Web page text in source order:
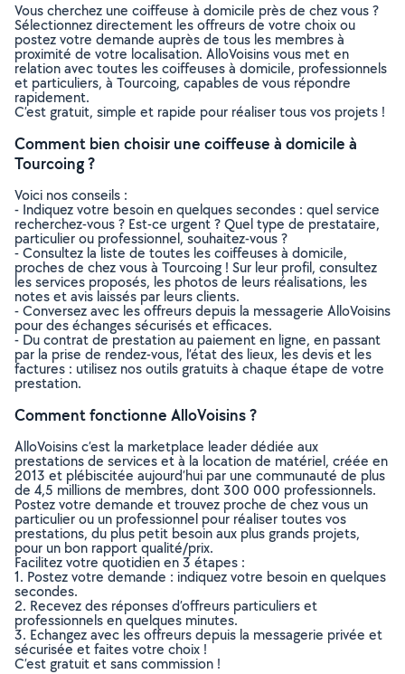
Vous cherchez une coiffeuse à domicile près de chez vous ?
Sélectionnez directement les offreurs de votre choix ou
postez votre demande auprès de tous les membres à
proximité de votre localisation. AlloVoisins vous met en
relation avec toutes les coiffeuses à domicile, professionnels
et particuliers, à Tourcoing, capables de vous répondre
rapidement.
C’est gratuit, simple et rapide pour réaliser tous vos projets !
Comment bien choisir une coiffeuse à domicile à
Tourcoing ?
Voici nos conseils :
- Indiquez votre besoin en quelques secondes : quel service
recherchez-vous ? Est-ce urgent ? Quel type de prestataire,
particulier ou professionnel, souhaitez-vous ?
- Consultez la liste de toutes les coiffeuses à domicile,
proches de chez vous à Tourcoing ! Sur leur profil, consultez
les services proposés, les photos de leurs réalisations, les
notes et avis laissés par leurs clients.
- Conversez avec les offreurs depuis la messagerie AlloVoisins
pour des échanges sécurisés et efficaces.
- Du contrat de prestation au paiement en ligne, en passant
par la prise de rendez-vous, l’état des lieux, les devis et les
factures : utilisez nos outils gratuits à chaque étape de votre
prestation.
Comment fonctionne AlloVoisins ?
AlloVoisins c’est la marketplace leader dédiée aux
prestations de services et à la location de matériel, créée en
2013 et plébiscitée aujourd’hui par une communauté de plus
de 4,5 millions de membres, dont 300 000 professionnels.
Postez votre demande et trouvez proche de chez vous un
particulier ou un professionnel pour réaliser toutes vos
prestations, du plus petit besoin aux plus grands projets,
pour un bon rapport qualité/prix.
Facilitez votre quotidien en 3 étapes :
1. Postez votre demande : indiquez votre besoin en quelques
secondes.
2. Recevez des réponses d’offreurs particuliers et
professionnels en quelques minutes.
3. Echangez avec les offreurs depuis la messagerie privée et
sécurisée et faites votre choix !
C’est gratuit et sans commission !